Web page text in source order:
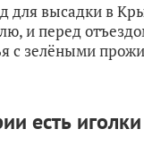
для высадки в
и перед
с зелёными
есть